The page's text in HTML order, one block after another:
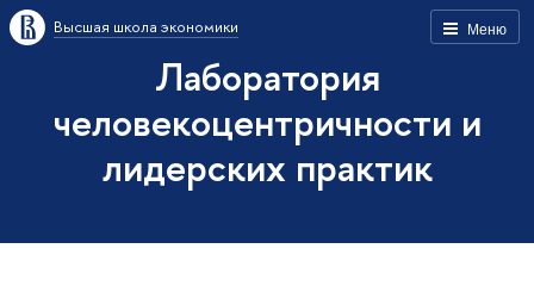
Меню
Высшая школа экономики
Лаборатория
человекоцентричности и
лидерских практик